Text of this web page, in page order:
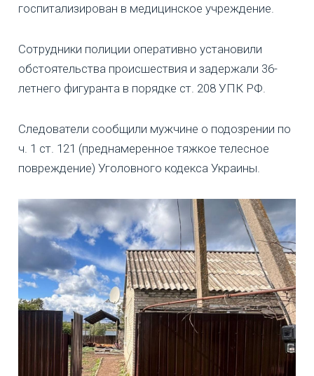
госпитализирован в медицинское учреждение.
Сотрудники полиции оперативно установили
обстоятельства происшествия и задержали 36-
летнего фигуранта в порядке ст. 208 УПК РФ.
Следователи сообщили мужчине о подозрении по
ч. 1 ст. 121 (преднамеренное тяжкое телесное
повреждение) Уголовного кодекса Украины.